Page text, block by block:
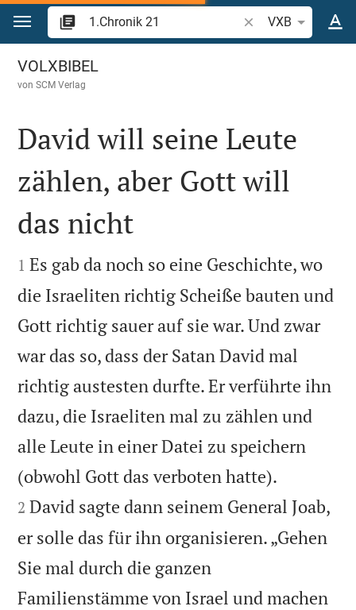
Zum Inhalt springen
Bibelstelle oder
VXB
1.Chronik 21
VOLXBIBEL
vonSCM Verlag

David will seine Leute
zählen, aber Gott will
das nicht

1 Es gab da noch so eine Geschichte, wo
die Israeliten richtig Scheiße bauten und
Gott richtig sauer auf sie war. Und zwar
war das so, dass der Satan David mal
richtig austesten durfte. Er verführte ihn
dazu, die Israeliten mal zu zählen und
alle Leute in einer Datei zu speichern
(obwohl Gott das verboten hatte).
2 David sagte dann seinem General Joab,
er solle das für ihn organisieren. „Gehen
Sie mal durch die ganzen
Familienstämme von Israel und machen